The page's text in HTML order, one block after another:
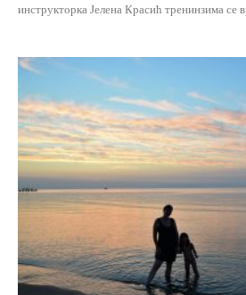
инструкторка Јелена Красић тренинзима се